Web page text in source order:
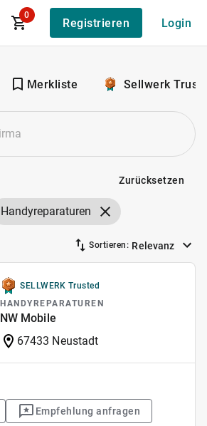
0
Registrieren Login
Merkliste Sellwerk
Zurücksetzen
Handyreparaturen
Sortieren: Relevanz
SELLWERK Trusted
HANDYREPARATUREN
NW Mobile
67433 Neustadt
Empfehlung anfragen